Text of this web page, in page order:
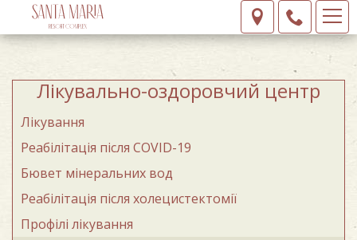
Лікувально-оздоровчий центр
Лікування
Реабілітація після COVID-19
Бювет мінеральних вод
Реабілітація після холецистектомії
Профілі лікування